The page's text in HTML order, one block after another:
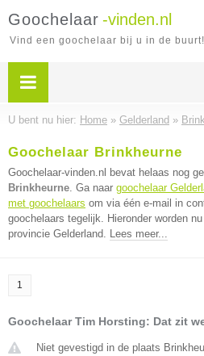
Goochelaar -vinden.nl
Vind een goochelaar bij u in de buurt!
U bent nu hier: Home » Gelderland »
Goochelaar Brinkheurne
Goochelaar-vinden.nl bevat helaas nog
Brinkheurne. Ga naar goochelaar
met goochelaars om via één e-mail in
goochelaars tegelijk. Hieronder worden
provincie Gelderland. Lees meer...
1
Goochelaar Tim Horsting: Dat zit
Niet gevestigd in de plaats